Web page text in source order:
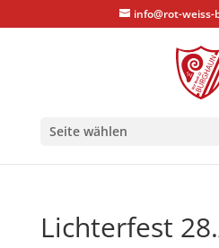
info@rot-
Seite wählen
Lichterfest